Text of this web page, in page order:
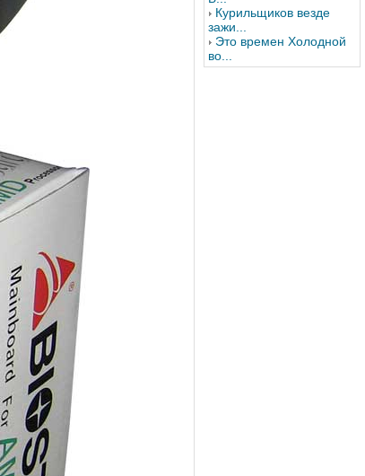
Курильщиков везде
зажи...
Это времен Холодной
во...